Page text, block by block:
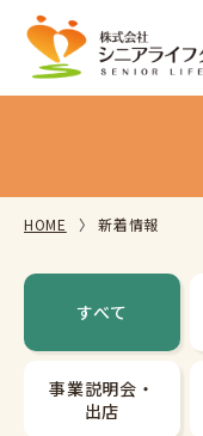
HOME 新着情報
すべて
事業説明会・
出店